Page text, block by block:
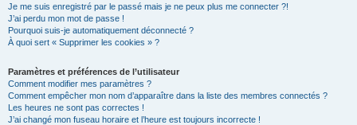
Je me suis enregistré par le passé mais je ne peux plus me connecter ?!
J’ai perdu mon mot de passe !
Pourquoi suis-je automatiquement déconnecté ?
À quoi sert « Supprimer les cookies » ?
Paramètres et préférences de l’utilisateur
Comment modifier mes paramètres ?
Comment empêcher mon nom d’apparaître dans la liste des membres connectés ?
Les heures ne sont pas correctes !
J’ai changé mon fuseau horaire et l’heure est toujours incorrecte !